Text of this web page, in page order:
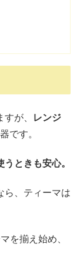
が、
レンジ
です。
ときも安心。
ら、ティーマは
を揃え始め、